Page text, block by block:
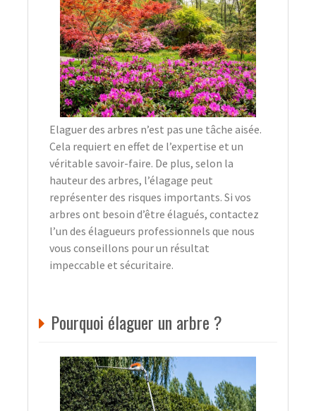
Elaguer des arbres n’est pas une tâche aisée.
Cela requiert en effet de l’expertise et un
véritable savoir-faire. De plus, selon la
hauteur des arbres, l’élagage peut
représenter des risques importants. Si vos
arbres ont besoin d’être élagués, contactez
l’un des élagueurs professionnels que nous
vous conseillons pour un résultat
impeccable et sécuritaire.
Pourquoi élaguer un arbre ?